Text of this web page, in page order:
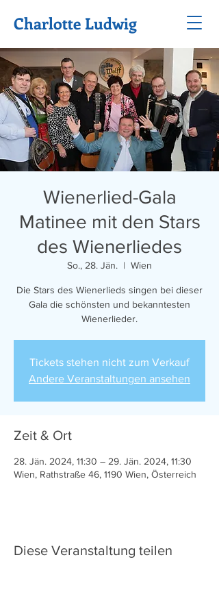
Charlotte Ludwig
Wienerlied-Gala
Matinee mit den Stars
des Wienerliedes
So., 28. Jän.
  |
Wien
Die Stars des Wienerlieds singen bei dieser
Gala die schönsten und bekanntesten
Wienerlieder.
Tickets stehen nicht zum Verkauf
Andere Veranstaltungen ansehen
Zeit & Ort
28. Jän. 2024, 11:30 – 29. Jän. 2024, 11:30
Wien, Rathstraße 46, 1190 Wien, Österreich
Diese Veranstaltung teilen